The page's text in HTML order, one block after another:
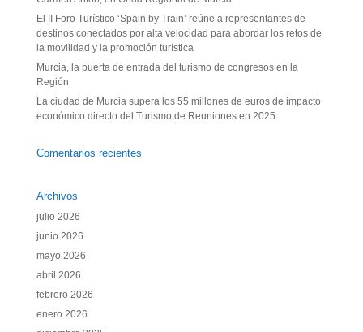
El II Foro Turístico ‘Spain by Train’ reúne a representantes de
destinos conectados por alta velocidad para abordar los retos de
la movilidad y la promoción turística
Murcia, la puerta de entrada del turismo de congresos en la
Región
La ciudad de Murcia supera los 55 millones de euros de impacto
económico directo del Turismo de Reuniones en 2025
Comentarios recientes
Archivos
julio 2026
junio 2026
mayo 2026
abril 2026
febrero 2026
enero 2026